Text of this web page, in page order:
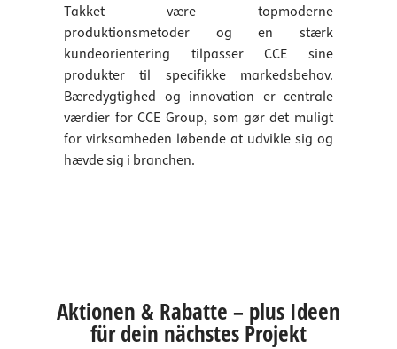
Takket være topmoderne
produktionsmetoder og en stærk
kundeorientering tilpasser CCE sine
produkter til specifikke markedsbehov.
Bæredygtighed og innovation er centrale
værdier for CCE Group, som gør det muligt
for virksomheden løbende at udvikle sig og
hævde sig i branchen.
Aktionen & Rabatte – plus Ideen
für dein nächstes Projekt